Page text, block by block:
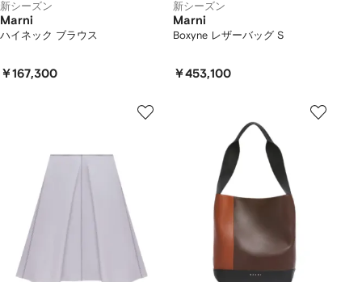
新シーズン
Marni
ハイネック ブラウス
￥167,300
新シーズン
Marni
Boxyne レザーバッグ S
￥453,100